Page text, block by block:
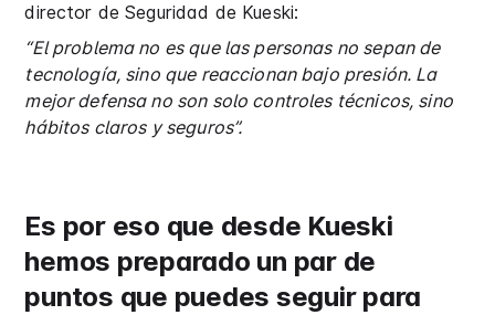
director de Seguridad de Kueski:
“El problema no es que las personas no sepan de
tecnología, sino que reaccionan bajo presión. La
mejor defensa no son solo controles técnicos, sino
hábitos claros y seguros”.
Es por eso que desde Kueski
hemos preparado un par de
puntos que puedes seguir para